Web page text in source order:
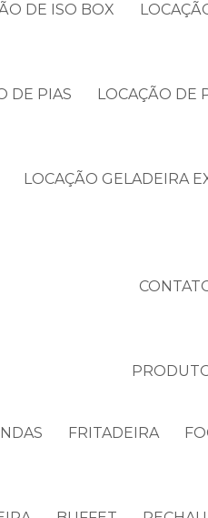
DE ISO BOX
DE PIAS LOCAÇÃO DE
LOCAÇÃO GELADEIRA
FRITADEIRA